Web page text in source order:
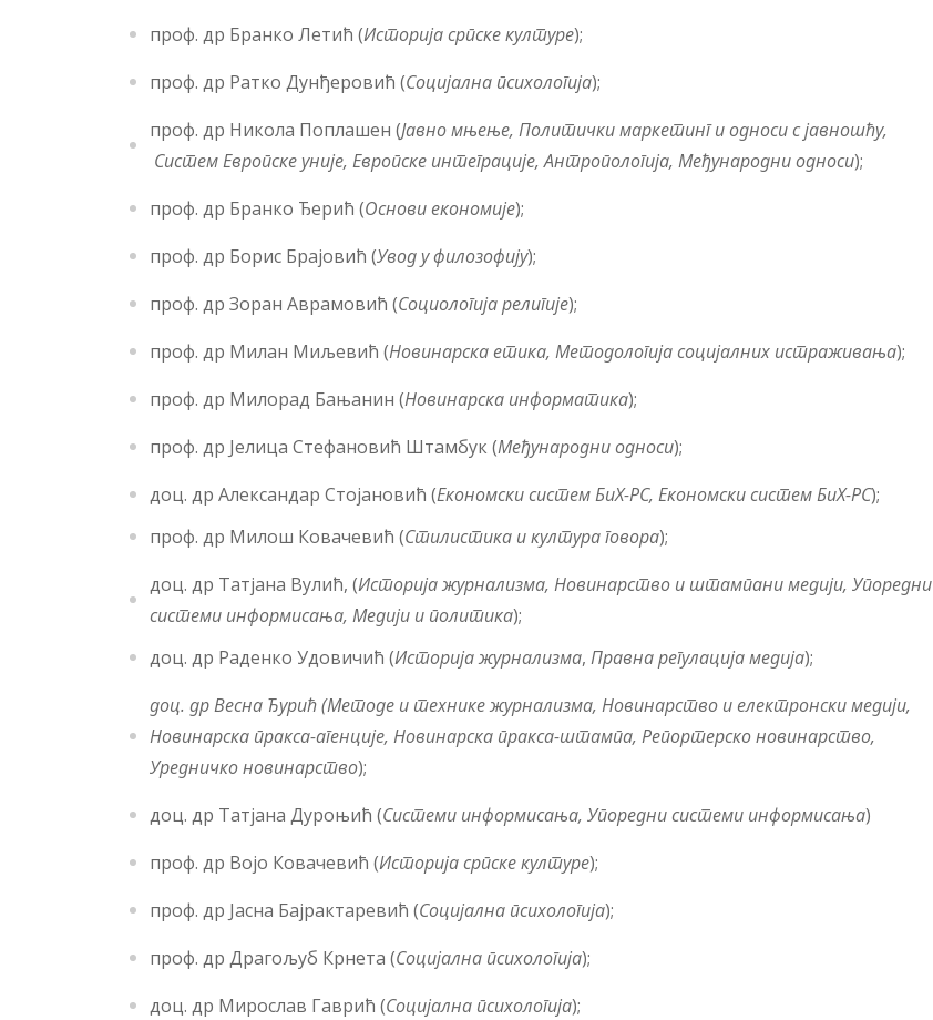
проф. др Бранко Летић (Историја српске културе);
проф. др Ратко Дунђеровић (Социјална психологија);
проф. др Никола Поплашен (Јавно мњење, Политички маркетинг и односи с јавношћу,
Систем Европске уније, Европске интеграције,Антропoлогија, Међународни односи);
проф. др Бранко Ђерић (Основи економије);
проф. др Борис Брајовић (Увод у филозофију);
проф. др Зоран Аврамовић (Социологија религије);
проф. др Милан Миљевић (Новинарска етика, Методологија социјалних истраживања);
проф. др Милорад Бањанин (Новинарска информатика);
проф. др Јелица Стефановић Штамбук (Међународни односи);
доц. др Александар Стојановић (Економски систем БиХ-РС, Економски систем БиХ-РС);
проф. др Милош Ковачевић (Стилистика и култура говора);
доц. др Татјана Вулић, (Историја журнализма, Новинарство и штампани медији, Упоредни
системи информисања, Медији и политика);
доц. др Раденко Удовичић (Историја журнализма, Правна регулација медија);
доц. др Весна Ђурић(Методе и технике журнализма, Новинарство и електронски медији,
Новинарска пракса-агенције, Новинарска пракса-штампа, Репортерско новинарство,
Уредничко новинарство);
доц. др Татјана Дуроњић (Системи информисања, Упоредни системи информисања)
проф. др Војо Ковачевић (Историја српске културе);
проф. др Јасна Бајрактаревић (Социјална психологија);
проф. др Драгољуб Крнета (Социјална психологија);
доц. др Мирослав Гаврић (Социјална психологија);